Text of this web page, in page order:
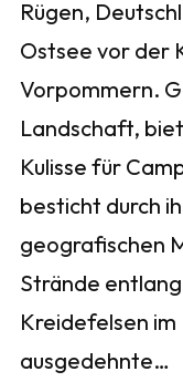
Rügen,
Ostsee vor der
Vorpommern.
Landschaft,
Kulisse für
besticht durch
geografischen
Strände
Kreidefelsen
ausgedehnte…